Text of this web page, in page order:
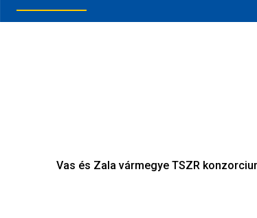
Vas és Zala vármegye TSZR